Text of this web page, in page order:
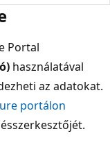
Portal
használatával
az adatokat.
portálon